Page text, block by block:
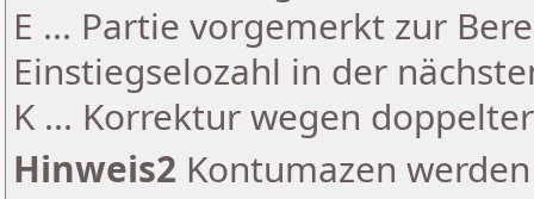
E ... Partie vorgemerkt zur
Einstiegselozahl in der
K ... Korrektur wegen
Hinweis2 Kontumazen